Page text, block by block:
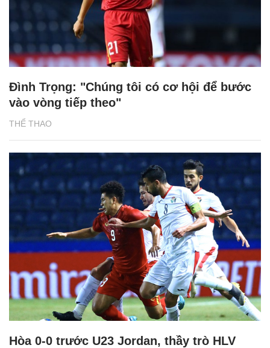
THỂ THAO
Đình Trọng: "Chúng tôi có cơ hội để bước
vào vòng tiếp theo"
Hòa 0-0 trước U23 Jordan, thầy trò HLV